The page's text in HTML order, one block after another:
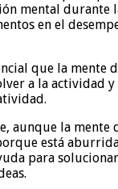
mental durante
en el
que la mente
a la actividad
aunque la mente
está
para